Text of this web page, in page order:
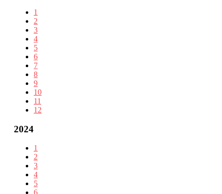
1
2
3
4
5
6
7
8
9
10
11
12
2024
1
2
3
4
5